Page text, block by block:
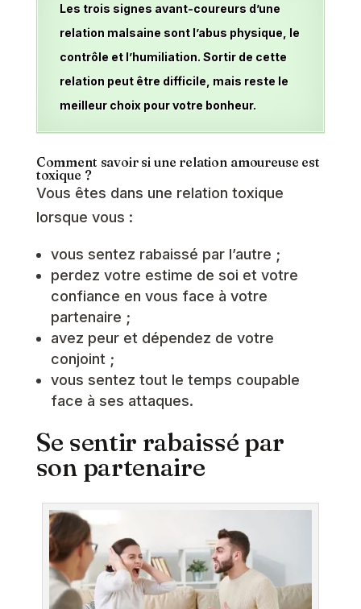
Les trois signes avant-coureurs d’une
relation malsaine sont l’abus physique, le
contrôle et l’humiliation. Sortir de cette
relation peut être difficile, mais reste le
meilleur choix pour votre bonheur.
Comment savoir si une relation amoureuse est
toxique ?
Vous êtes dans une relation toxique
lorsque vous :
vous sentez rabaissé par l’autre ;
perdez votre estime de soi et votre
confiance en vous face à votre
partenaire ;
avez peur et dépendez de votre
conjoint ;
vous sentez tout le temps coupable
face à ses attaques.
Se sentir rabaissé par
son partenaire